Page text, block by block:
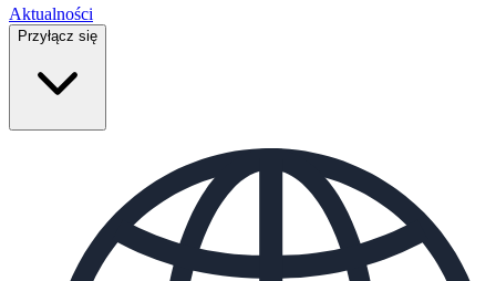
Aktualności
Przyłącz się